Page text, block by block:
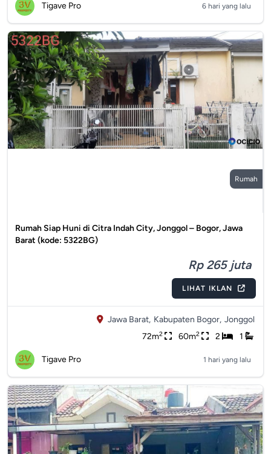
Tigave Pro 6 hari yang lalu
Rumah
Rumah Siap Huni di Citra Indah City, Jonggol – Bogor, Jawa
Barat (kode: 5322BG)
Rp 265 juta
LIHAT IKLAN
Jawa Barat, Kabupaten Bogor, Jonggol
72m2 60m2 2 1
Tigave Pro 1 hari yang lalu